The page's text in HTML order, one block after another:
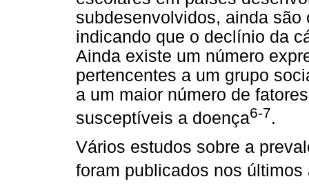
subdesenvolvidos, ainda
indicando que o declínio da
Ainda existe um número
pertencentes a um grupo
a um maior número de
susceptíveis a doença6-7.
Vários estudos sobre a
foram publicados nos últimos